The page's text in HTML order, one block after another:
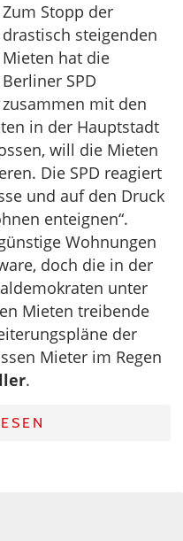
Zum Stopp der
drastisch steigenden
Mieten hat die
Berliner SPD
zusammen mit den
in der Hauptstadt
will die Mieten
Die SPD reagiert
und auf den Druck
enteignen“.
Wohnungen
doch die in der
unter
Mieten treibende
der
Mieter im Regen
.